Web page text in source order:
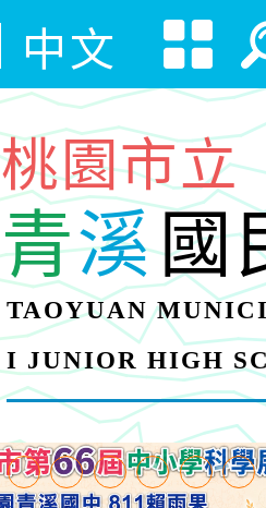
中文
桃園市立
青溪國
TAOYUAN
I JUNIOR HIGH